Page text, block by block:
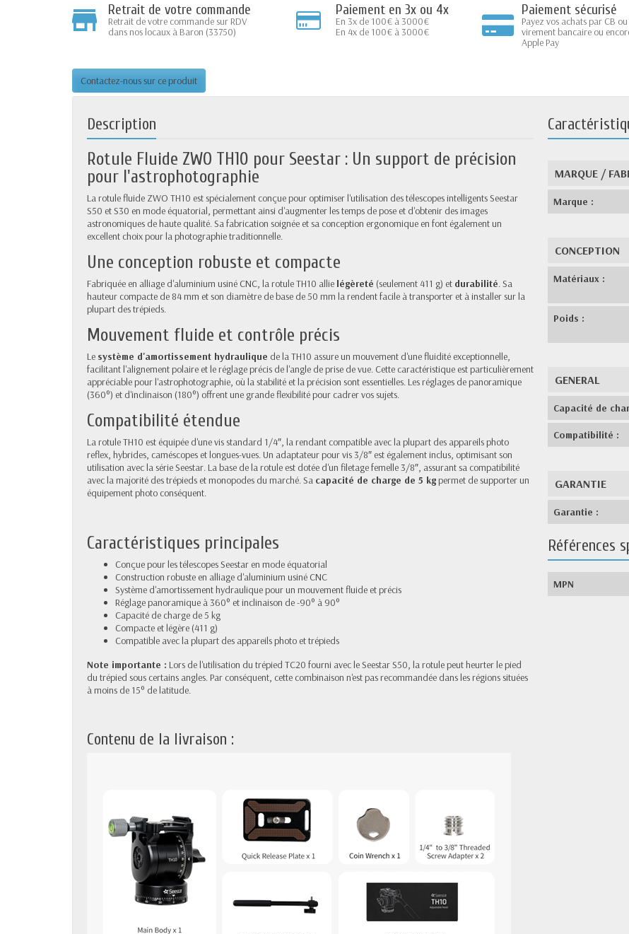
Retrait de votre commande
Retrait de votre commande sur RDV
dans nos locaux à Baron (33750)
Paiement en 3x ou 4x
En 3x de 100€ à 3000€
En 4x de 100€ à 3000€
Paiement sécurisé
Payez vos achats par CB
virement bancaire ou
Apple Pay
Contactez-nous sur ce produit
Description
Rotule Fluide ZWO TH10 pour Seestar : Un support de précision
pour l'astrophotographie
La rotule fluide ZWO TH10 est spécialement conçue pour optimiser l'utilisation des télescopes intelligentsSeestar
S50 etS30 en mode équatorial, permettant ainsi d'augmenter les temps de pose et d'obtenir des images
astronomiques de haute qualité. Sa fabrication soignée et sa conception ergonomique en font également un
excellent choix pour la photographie traditionnelle.
Une conception robuste et compacte
Fabriquée en alliage d'aluminium usiné CNC, la rotule TH10 allie légèreté (seulement 411 g) et durabilité. Sa
hauteur compacte de 84 mm et son diamètre de base de 50 mm la rendent facile à transporter et à installer sur la
plupart des trépieds.
Mouvement fluide et contrôle précis
Le système d'amortissement hydraulique de la TH10 assure un mouvement d'une fluidité exceptionnelle,
facilitant l'alignement polaire et le réglage précis de l'angle de prise de vue. Cette caractéristique est particulièrement
appréciable pour l'astrophotographie, où la stabilité et la précision sont essentielles. Les réglages de panoramique
(360°) et d'inclinaison (180°) offrent une grande flexibilité pour cadrer vos sujets.
Compatibilité étendue
La rotule TH10 est équipée d'une vis standard 1/4″, la rendant compatible avec la plupart des appareils photo
reflex, hybrides, caméscopes et longues-vues. Un adaptateur pour vis 3/8″ est également inclus, optimisant son
utilisation avec la série Seestar. La base de la rotule est dotée d'un filetage femelle 3/8″, assurant sa compatibilité
avec la majorité des trépieds et monopodes du marché. Sa capacité de charge de 5 kg permet de supporter un
équipement photo conséquent.
Caractéristiques principales
Conçue pour les télescopes Seestar en mode équatorial
Construction robuste en alliage d'aluminium usiné CNC
Système d'amortissement hydraulique pour un mouvement fluide et précis
Réglage panoramique à 360° et inclinaison de -90° à 90°
Capacité de charge de 5 kg
Compacte et légère (411 g)
Compatible avec la plupart des appareils photo et trépieds
Note importante : Lors de l'utilisation du trépied TC20 fourni avec le Seestar S50, la rotule peut heurter le pied
du trépied sous certains angles. Par conséquent, cette combinaison n'est pas recommandée dans les régions situées
à moins de 15° de latitude.
Contenu de la livraison :
MARQUE /
Marque :
CONCEPTION
Matériaux :
Poids :
GENERAL
Capacité de
Compatibilité :
GARANTIE
Garantie :
Références
MPN